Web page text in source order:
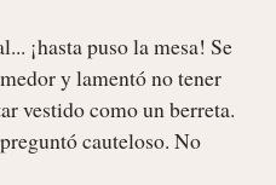
y lamentó no tener
vestido como un berreta.
cauteloso. No